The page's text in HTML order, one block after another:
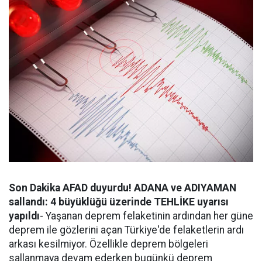
Son Dakika AFAD duyurdu! ADANA ve ADIYAMAN
sallandı: 4 büyüklüğü üzerinde TEHLİKE uyarısı
yapıldı- Yaşanan deprem felaketinin ardından her güne
deprem ile gözlerini açan Türkiye'de felaketlerin ardı
arkası kesilmiyor. Özellikle deprem bölgeleri
sallanmaya devam ederken bugünkü deprem